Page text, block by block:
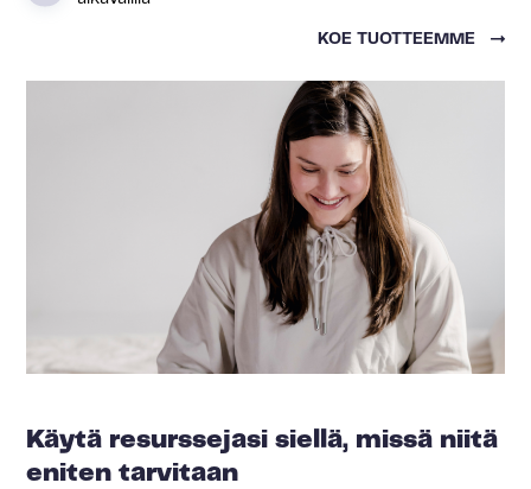
KOE TUOTTEEMME
Käytä resurssejasi siellä, missä niitä
eniten tarvitaan